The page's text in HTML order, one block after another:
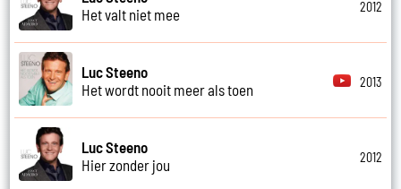
Het valt niet mee
2012
Luc Steeno
Het wordt nooit meer als toen
2013
Luc Steeno
Hier zonder jou
2012